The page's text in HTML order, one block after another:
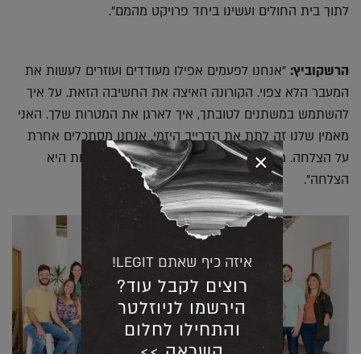
לתוך בית החולים ועשינו ביחד פרויקט מהמם".
הרשקוביץ: "אנחנו לפעמים אפילו מעודדים ועוזרים לעשות את
המעבר הלא צפוי. הקורונה האיצה את החשיבה הזאת. על איך
להשתמש במשתנים לטובתך, איך לארגן את המטרות שלך. האני
מאמין שלנו זה לתת את הדרייב היזמי. אנחנו מסתכלים אחרת
על הצלחה. מבחינתנו הצמיחה, החשיבה וההתקדמות היא
הצלחה".
איזה כיף שאתם LEGIT!
רוצים לקבל עוד?
הירשמו לניוזלטר
והתחילו לחלום
×